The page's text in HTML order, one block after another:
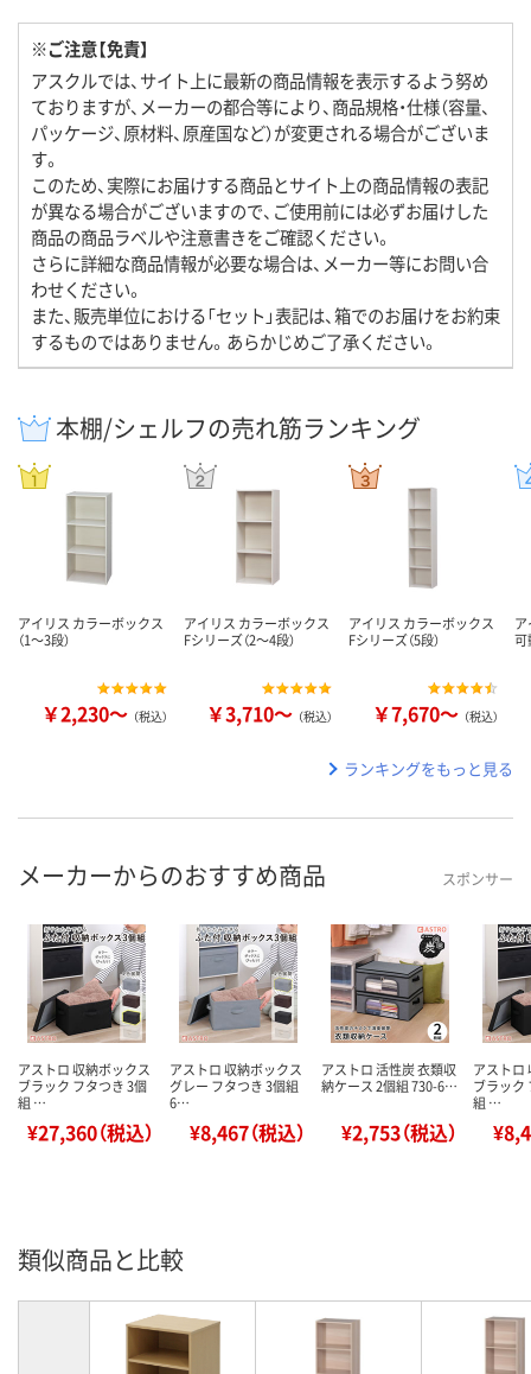
※ご注意【免責】
アスクルでは、サイト上に最新の商品情報を表示するよう努め
ておりますが、メーカーの都合等により、商品規格・仕様（容量、
パッケージ、原材料、原産国など）が変更される場合がございま
す。
このため、実際にお届けする商品とサイト上の商品情報の表記
が異なる場合がございますので、ご使用前には必ずお届けした
商品の商品ラベルや注意書きをご確認ください。
さらに詳細な商品情報が必要な場合は、メーカー等にお問い合
わせください。
また、販売単位における「セット」表記は、箱でのお届けをお約束
するものではありません。あらかじめご了承ください。
本棚/シェルフの売れ筋ランキング
アイリス カラーボックス
（1～3段）
￥2,230～ （税込）
アイリス カラーボックス
Fシリーズ（2～4段）
￥3,710～ （税込）
アイリス カラーボックス
Fシリーズ（5段）
￥7,670～ （税込）
可
ランキングをもっと見る
メーカーからのおすすめ商品 スポンサー
アストロ 収納ボックス
ブラック フタつき 3個
組 …
¥27,360（税込）
アストロ 収納ボックス
グレー フタつき 3個組
6…
¥8,467（税込）
アストロ 活性炭 衣類収
納ケース 2個組 730-6…
¥2,753（税込）
アストロ
ブラック
組 …
類似商品と比較